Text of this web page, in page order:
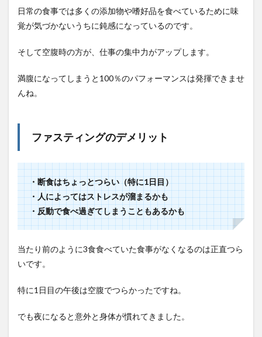
日常の食事では多くの添加物や嗜好品を食べているために味
覚が気づかないうちに鈍感になっているのです。
そして空腹時の方が、仕事の集中力がアップします。
満腹になってしまうと100％のパフォーマンスは発揮できませ
んね。
ファスティングのデメリット
・断食はちょっとつらい（特に1日目）
・人によってはストレスが溜まるかも
・反動で食べ過ぎてしまうこともあるかも
当たり前のように3食食べていた食事がなくなるのは正直つら
いです。
特に1日目の午後は空腹でつらかったですね。
でも夜になると意外と身体が慣れてきました。